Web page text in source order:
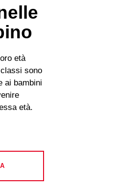
età
sono
ai bambini
età.